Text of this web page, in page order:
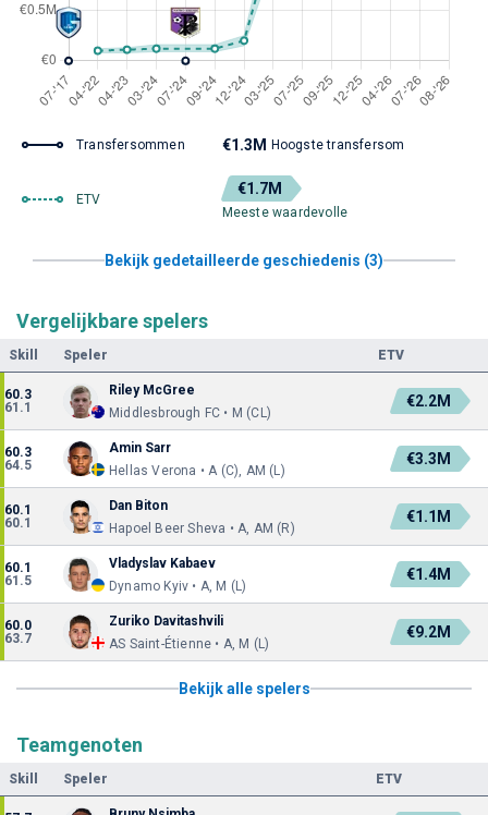
Transfersommen €1.3M Hoogste transfersom
ETV
€1.7M
Meeste waardevolle
Bekijk gedetailleerde geschiedenis (3)
Vergelijkbare spelers
Skill Speler ETV
60.3
61.1
Riley McGree
Middlesbrough FC • M (CL)
€2.2M
60.3
64.5
Amin Sarr
Hellas Verona • A (C), AM (L)
€3.3M
60.1
60.1
Dan Biton
Hapoel Beer Sheva • A, AM (R)
€1.1M
60.1
61.5
Vladyslav Kabaev
Dynamo Kyiv • A, M (L)
€1.4M
60.0
63.7
Zuriko Davitashvili
AS Saint-Étienne • A, M (L)
€9.2M
Bekijk alle spelers
Teamgenoten
Skill Speler ETV